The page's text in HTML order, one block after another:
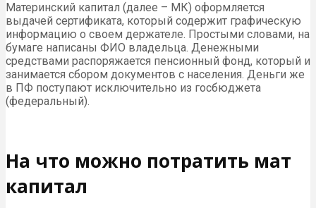
Материнский капитал (далее – МК) оформляется
выдачей сертификата, который содержит графическую
информацию о своем держателе. Простыми словами, на
бумаге написаны ФИО владельца. Денежными
средствами распоряжается пенсионный фонд, который и
занимается сбором документов с населения. Деньги же
в ПФ поступают исключительно из госбюджета
(федеральный).
На что можно потратить мат
капитал